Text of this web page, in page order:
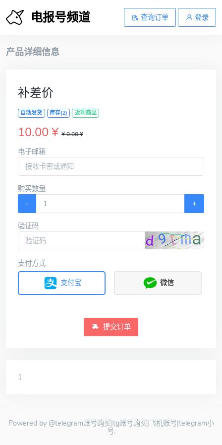
电报号频道 查询订单 登录
产品详细信息
补差价
自动发货 库存(2) 返利商品
10.00 ¥ ¥ 0.00 ¥
电子邮箱
购买数量
-
+
验证码
支付方式
支付宝
微信
提交订单
1
Powered by @telegram账号购买|tg账号购买|飞机账号|telegram小
号.